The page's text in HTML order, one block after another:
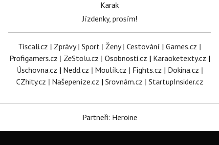
Karak
Jízdenky, prosím!
Tiscali.cz | Zprávy| Sport | Ženy| Cestování | Games.cz |
Profigamers.cz | ZeStolu.cz | Osobnosti.cz | Karaoketexty.cz |
Úschovna.cz | Nedd.cz | Moulík.cz | Fights.cz | Dokina.cz |
CZhity.cz | Našepeníze.cz | Srovnám.cz | StartupInsider.cz
Partneři: Heroine